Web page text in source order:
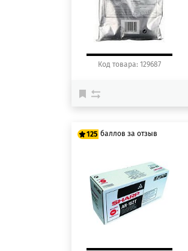
Код товара: 129687
125 баллов за отзыв
100 баллов
125 баллов